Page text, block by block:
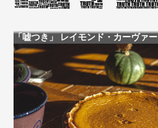
「嘘つき」 レイモンド・カーヴァー